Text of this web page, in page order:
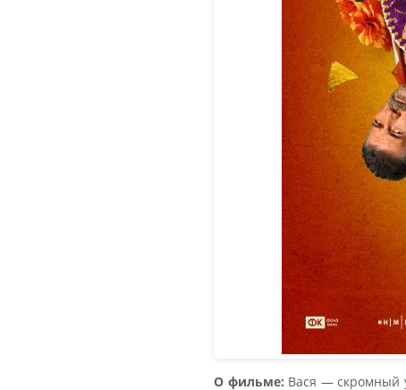
О фильме: Вася — скромный